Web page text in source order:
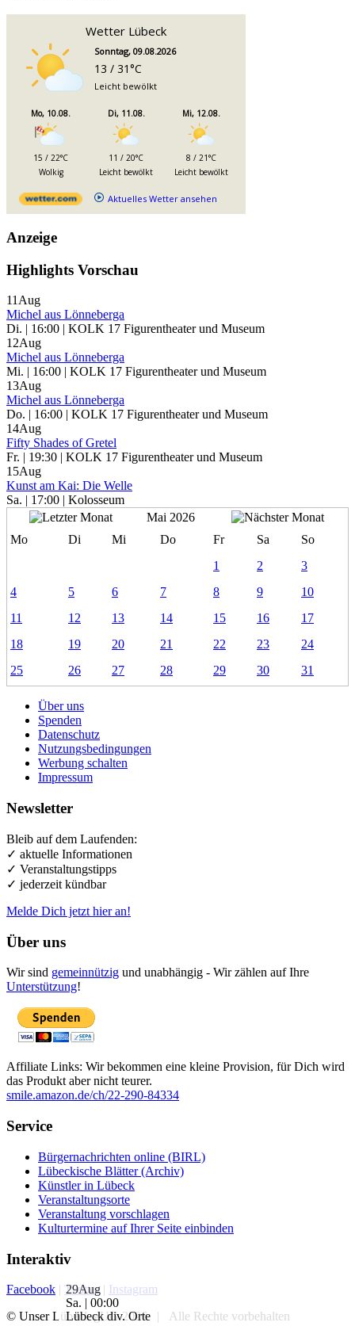
29Aug
Sa. | 00:00
Lübeck div. Orte
Wetter Lübeck
Sonntag, 09.08.2026
13 / 31°C
Leicht bewölkt
Mo, 10.08.
15 / 22°C
Wolkig
Di, 11.08.
11 / 20°C
Leicht bewölkt
Mi, 12.08.
8 / 21°C
Leicht bewölkt
Aktuelles Wetter ansehen
Anzeige
Highlights Vorschau
11Aug
Michel aus Lönneberga
Di. | 16:00 | KOLK 17 Figurentheater und Museum
12Aug
Michel aus Lönneberga
Mi. | 16:00 | KOLK 17 Figurentheater und Museum
13Aug
Michel aus Lönneberga
Do. | 16:00 | KOLK 17 Figurentheater und Museum
14Aug
Fifty Shades of Gretel
Fr. | 19:30 | KOLK 17 Figurentheater und Museum
15Aug
Kunst am Kai: Die Welle
Sa. | 17:00 | Kolosseum
Mai 2026
Mo
Di Mi Do Fr Sa
So
1
2
3
4
5 6 7 8 9
10
11
12 13 14 15 16
17
18
19 20 21 22 23
24
25
26 27 28 29 30 31
Über uns
Spenden
Datenschutz
Nutzungsbedingungen
Werbung schalten
Impressum
Newsletter
Bleib auf dem Laufenden:
✓ aktuelle Informationen
✓ Veranstaltungstipps
✓ jederzeit kündbar
Melde Dich jetzt hier an!
Über uns
Wir sind gemeinnützig und unabhängig - Wir zählen auf Ihre
Unterstützung!
Affiliate Links: Wir bekommen eine kleine Provision, für Dich wird
das Produkt aber nicht teurer.
smile.amazon.de/ch/22-290-84334
Service
Bürgernachrichten online (BIRL)
Lübeckische Blätter (Archiv)
Künstler in Lübeck
Veranstaltungsorte
Veranstaltung vorschlagen
Kulturtermine auf Ihrer Seite einbinden
Interaktiv
Facebook | Twitter| Instagram
© Unser Lübeck gUG 2026 | Alle Rechte vorbehalten